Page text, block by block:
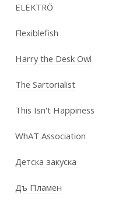
ELEKTRÖ
Flexiblefish
Harry the Desk Owl
The Sartorialist
This Isn't Happiness
WhAT Association
Детска закуска
Дъ Пламен